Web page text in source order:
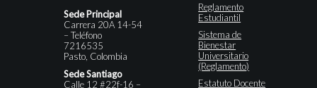
Sede Principal
Carrera 20A 14-54
– Teléfono
7216535
Pasto, Colombia
Sede Santiago
Calle 12 #22f-16 –
Reglamento
Estudiantil
Sistema de
Bienestar
Universitario
(Reglamento)
Estatuto Docente